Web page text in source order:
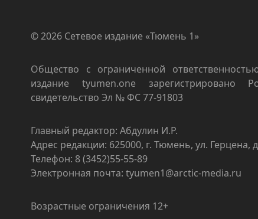
© 2026 Сетевое издание «Тюмень 1»
Общество с ограниченной
издание tyumen.one зарегистрировано
свидетельство Эл № ФС 77-91803
Главный редактор: Абдулин И.Р.
Адрес редакции: 625000, г. Тюмень, ул. Герцена,
Телефон: 8 (3452)55-55-89
Электронная почта: tyumen1@arctic-media.ru
Возрастные ограничения 12+